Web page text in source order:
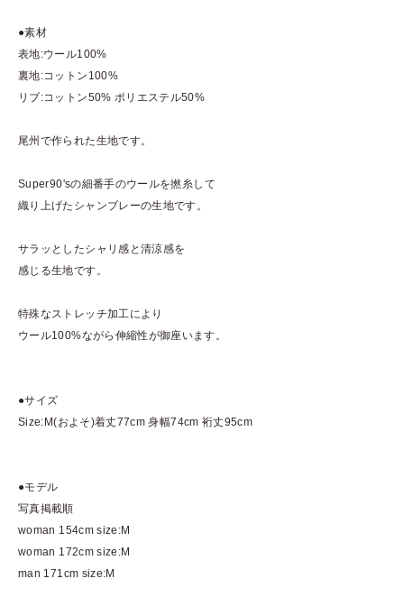
●素材
表地:ウール100%
裏地:コットン100%
リブ:コットン50% ポリエステル50%
尾州で作られた生地です。
Super90'sの細番手のウールを撚糸して
織り上げたシャンブレーの生地です。
サラッとしたシャリ感と清涼感を
感じる生地です。
特殊なストレッチ加工により
ウール100%ながら伸縮性が御座います。
●サイズ
Size:M(およそ)着丈77cm 身幅74cm 裄丈95cm
●モデル
写真掲載順
woman 154cm size:M
woman 172cm size:M
man 171cm size:M